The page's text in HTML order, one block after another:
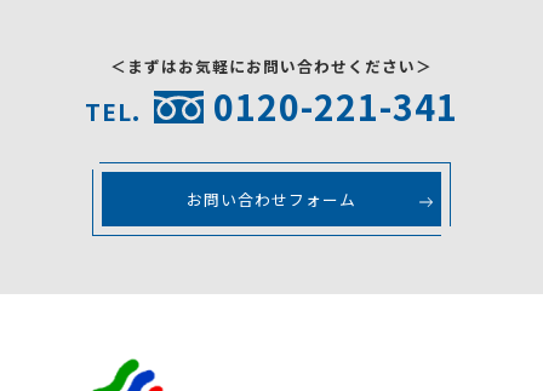
＜まずはお気軽にお問い合わせください＞
TEL. 0120-221-341
お問い合わせフォーム